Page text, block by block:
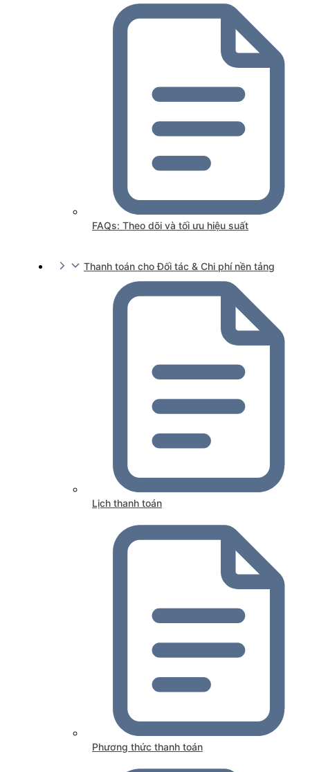
FAQs: Theo dõi và tối ưu hiệu suất
Thanh toán cho Đối tác & Chi phí nền tảng
Lịch thanh toán
Phương thức thanh toán